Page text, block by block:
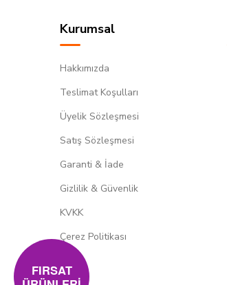
Kurumsal
Hakkımızda
Teslimat Koşulları
Üyelik Sözleşmesi
Satış Sözleşmesi
Garanti & İade
Gizlilik & Güvenlik
KVKK
Çerez Politikası
FIRSAT